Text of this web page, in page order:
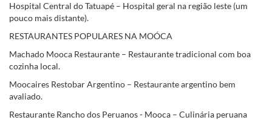
Hospital Central do Tatuapé – Hospital geral na região leste (um
pouco mais distante).
RESTAURANTES POPULARES NA MOÓCA
Machado Mooca Restaurante – Restaurante tradicional com boa
cozinha local.
Moocaires Restobar Argentino – Restaurante argentino bem
avaliado.
Restaurante Rancho dos Peruanos - Mooca – Culinária peruana